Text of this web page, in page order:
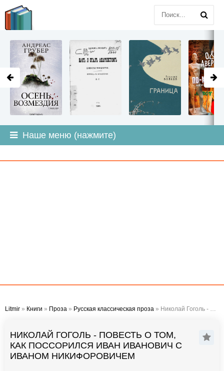
Наше меню (нажмите)
Litmir » Книги » Проза » Русская классическая проза » Николай Гоголь - Повесть о том, как поссорился Иван Иванович с Иваном Никифоровичем
НИКОЛАЙ ГОГОЛЬ - ПОВЕСТЬ О ТОМ,
КАК ПОССОРИЛСЯ ИВАН ИВАНОВИЧ С
ИВАНОМ НИКИФОРОВИЧЕМ
LITMIR.ORG